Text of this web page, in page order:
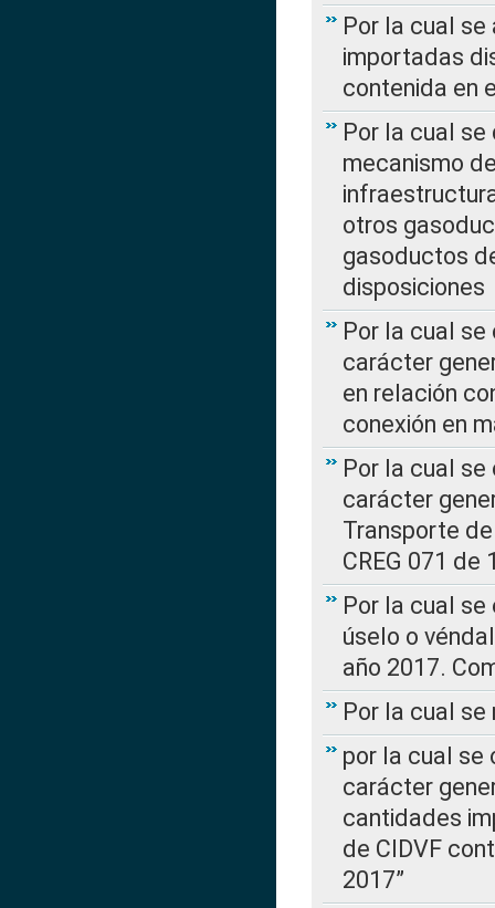
Por la cual
importadas
contenida en
Por la cual se
mecanismo
otros
gasoductos
disposiciones
Por la cual
carácter
en relación
conexión en
Por la cual
carácter
Transporte
CREG 071 de
Por la cual
úselo o
año 2017.
Por la cual se
por la cual se
carácter
cantidades
de CIDVF
2017”